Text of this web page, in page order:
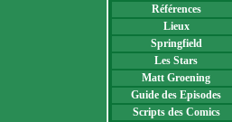
Références
Lieux
Springfield
Les Stars
Matt Groening
Guide des Episodes
Scripts des Comics